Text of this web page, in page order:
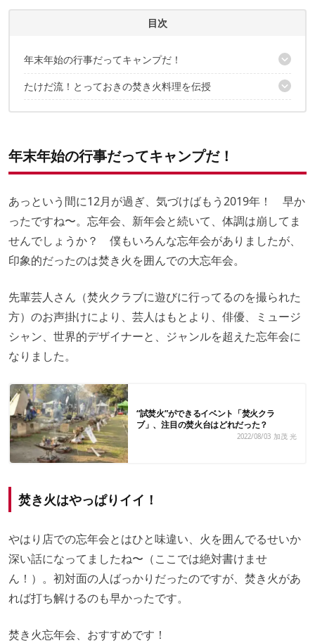
イディアレシピ 』（池田書店）ほか、出版本の発行部数は累計
ト。
たけだバーベキューのプロフィール
目次
年末年始の行事だってキャンプだ！
焚き火はやっぱりイイ！
たけだ流！とっておきの焚き火料理を伝授
囲炉裏感マンテンの寄せ鍋
焚き火に合うお酒はコレ！
フタで！？美味しく朝食
年末年始の行事だってキャンプだ！
あっという間に12月が過ぎ、気づけばもう2019年！ 早か
ったですね〜。忘年会、新年会と続いて、体調は崩してま
せんでしょうか？ 僕もいろんな忘年会がありましたが、
印象的だったのは焚き火を囲んでの大忘年会。
先輩芸人さん（焚火クラブに遊びに行ってるのを撮られた
方）のお声掛けにより、芸人はもとより、俳優、ミュージ
シャン、世界的デザイナーと、ジャンルを超えた忘年会に
なりました。
“試焚火”ができるイベント「焚火クラ
ブ」、注目の焚火台はどれだった？
2022/08/03 加茂 光
焚き火はやっぱりイイ！
やはり店での忘年会とはひと味違い、火を囲んでるせいか
深い話になってましたね〜（ここでは絶対書けませ
ん！）。初対面の人ばっかりだったのですが、焚き火があ
れば打ち解けるのも早かったです。
焚き火忘年会、おすすめです！